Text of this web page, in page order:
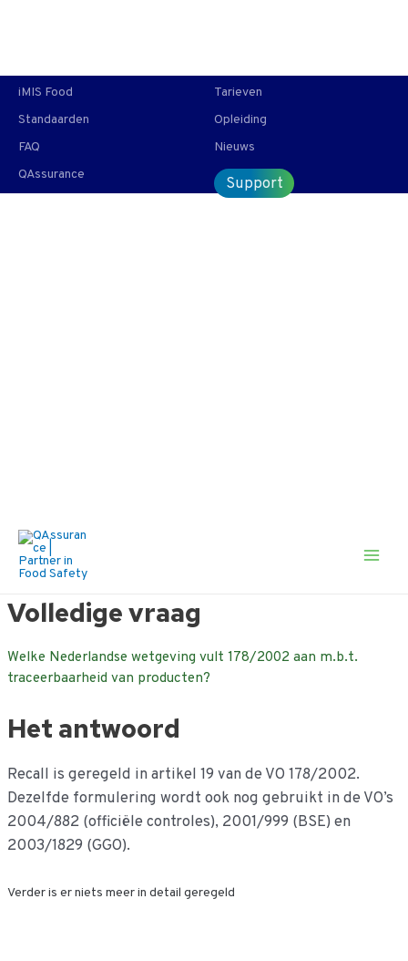
iMIS Food
Tarieven
Standaarden
Opleiding
FAQ
Nieuws
QAssurance
Support
Welke wetgeving benadrukt
naar
Volledige vraag
Welke Nederlandse wetgeving vult 178/2002 aan m.b.t.
traceerbaarheid van producten?
Het antwoord
Recall is geregeld in artikel 19 van de VO 178/2002.
Dezelfde formulering wordt ook nog gebruikt in de VO’s
2004/882 (officiële controles), 2001/999 (BSE) en
2003/1829 (GGO).
Verder is er niets meer in detail geregeld